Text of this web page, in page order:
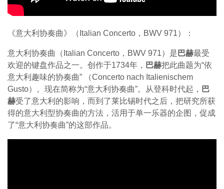
《意大利协奏曲》（Italian Concerto，BWV 971）：
意大利协奏曲（Italian Concerto，BWV 971）是 巴赫最受
欢迎的键盘作品之一。创作于1734年， 巴赫把此曲题为“依
意大利趣味的协奏曲” （Concerto nach Italienischem
Gusto）。现在简称为“意大利协奏曲”。从登科时代起， 巴
赫受了意大利的影响，而到了莱比锡时代之后，把研究所获
得的意大利型协奏曲的方法，活用于单一乐器的企图，促成
了“意大利协奏曲”的这部作品。